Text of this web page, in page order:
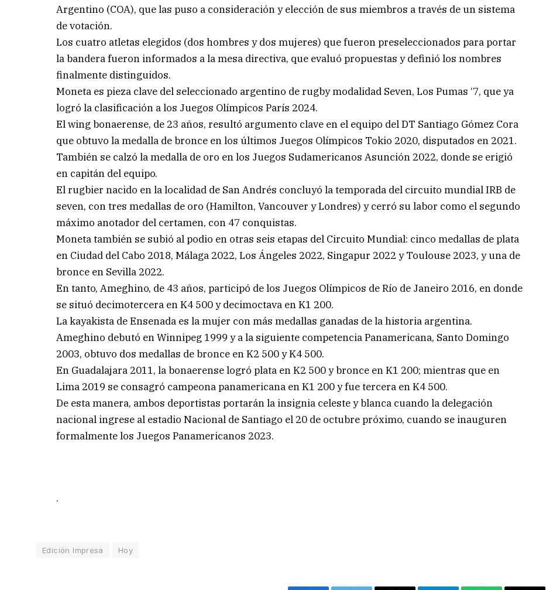
Argentino (COA), que las puso a consideración y elección de sus miembros a través de un sistema
de votación.
Los cuatro atletas elegidos (dos hombres y dos mujeres) que fueron preseleccionados para portar
la bandera fueron informados a la mesa directiva, que evaluó propuestas y definió los nombres
finalmente distinguidos.
Moneta es pieza clave del seleccionado argentino de rugby modalidad Seven, Los Pumas ‘7, que ya
logró la clasificación a los Juegos Olímpicos París 2024.
El wing bonaerense, de 23 años, resultó argumento clave en el equipo del DT Santiago Gómez Cora
que obtuvo la medalla de bronce en los últimos Juegos Olímpicos Tokio 2020, disputados en 2021.
También se calzó la medalla de oro en los Juegos Sudamericanos Asunción 2022, donde se erigió
en capitán del equipo.
El rugbier nacido en la localidad de San Andrés concluyó la temporada del circuito mundial IRB de
seven, con tres medallas de oro (Hamilton, Vancouver y Londres) y cerró su labor como el segundo
máximo anotador del certamen, con 47 conquistas.
Moneta también se subió al podio en otras seis etapas del Circuito Mundial: cinco medallas de plata
en Ciudad del Cabo 2018, Málaga 2022, Los Ángeles 2022, Singapur 2022 y Toulouse 2023, y una de
bronce en Sevilla 2022.
En tanto, Ameghino, de 43 años, participó de los Juegos Olímpicos de Río de Janeiro 2016, en donde
se situó decimotercera en K4 500 y decimoctava en K1 200.
La kayakista de Ensenada es la mujer con más medallas ganadas de la historia argentina.
Ameghino debutó en Winnipeg 1999 y a la siguiente competencia Panamericana, Santo Domingo
2003, obtuvo dos medallas de bronce en K2 500 y K4 500.
En Guadalajara 2011, la bonaerense logró plata en K2 500 y bronce en K1 200; mientras que en
Lima 2019 se consagró campeona panamericana en K1 200 y fue tercera en K4 500.
De esta manera, ambos deportistas portarán la insignia celeste y blanca cuando la delegación
nacional ingrese al estadio Nacional de Santiago el 20 de octubre próximo, cuando se inauguren
formalmente los Juegos Panamericanos 2023.
.
Edición Impresa Hoy